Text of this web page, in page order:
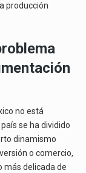
producción
no está
se ha dividido
dinamismo
o comercio,
más delicada de